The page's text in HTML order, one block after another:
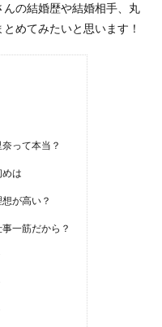
の結婚歴や結婚相手、丸
めてみたいと思います！
って本当？
は
が高い？
一筋だから？